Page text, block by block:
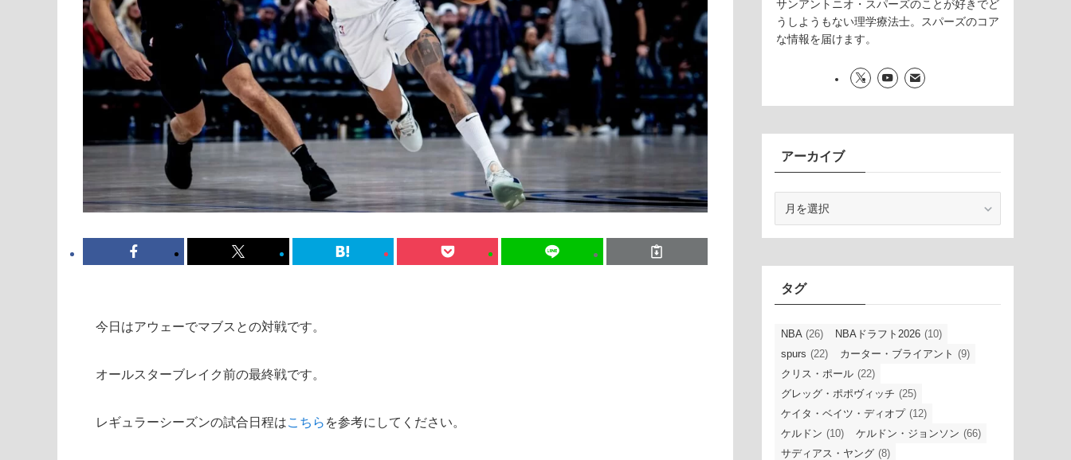
今日はアウェーでマブスとの対戦です。
オールスターブレイク前の最終戦です。
レギュラーシーズンの試合日程はこちら を参考にしてください。
サンアントニオ・スパーズのことが好きでど
うしようもない理学療法士。スパーズのコア
な情報を届けます。
アーカイブ
ブ
タグ
NBA (26) NBAドラフト2026 (10)
spurs (22) カーター・ブライアント (9)
クリス・ポール (22)
グレッグ・ポポヴィッチ (25)
ケイタ・ベイツ・ディオプ (12)
ケルドン (10) ケルドン・ジョンソン (66)
サディアス・ヤング (8)